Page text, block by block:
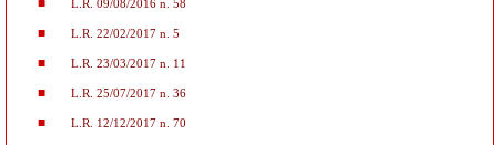
L.R. 09/08/2016 n. 58
L.R. 22/02/2017 n. 5
L.R. 23/03/2017 n. 11
L.R. 25/07/2017 n. 36
L.R. 12/12/2017 n. 70